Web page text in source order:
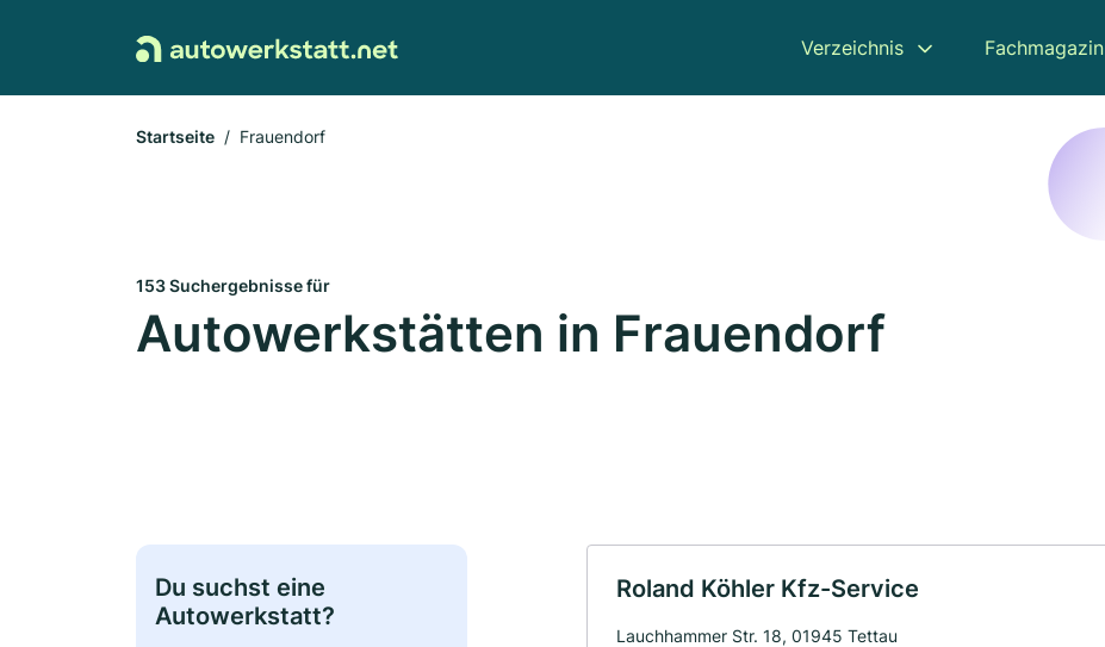
Verzeichnis Fachmagazin
Startseite Frauendorf
153 Suchergebnisse für
Autowerkstätten in Frauendorf
Du suchst eine
Autowerkstatt?
Roland Köhler Kfz-Service
Lauchhammer Str. 18, 01945 Tettau